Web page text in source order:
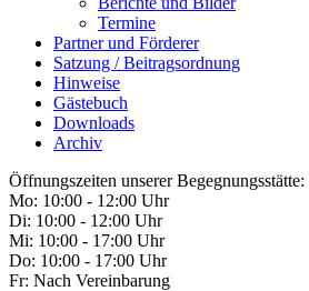
Termine
Partner und Förderer
Satzung / Beitragsordnung
Hinweise
Gästebuch
Downloads
Archiv
Öffnungszeiten unserer Begegnungsstätte:
Mo: 10:00 - 12:00 Uhr
Di: 10:00 - 12:00 Uhr
Mi: 10:00 - 17:00 Uhr
Do: 10:00 - 17:00 Uhr
Fr: Nach Vereinbarung